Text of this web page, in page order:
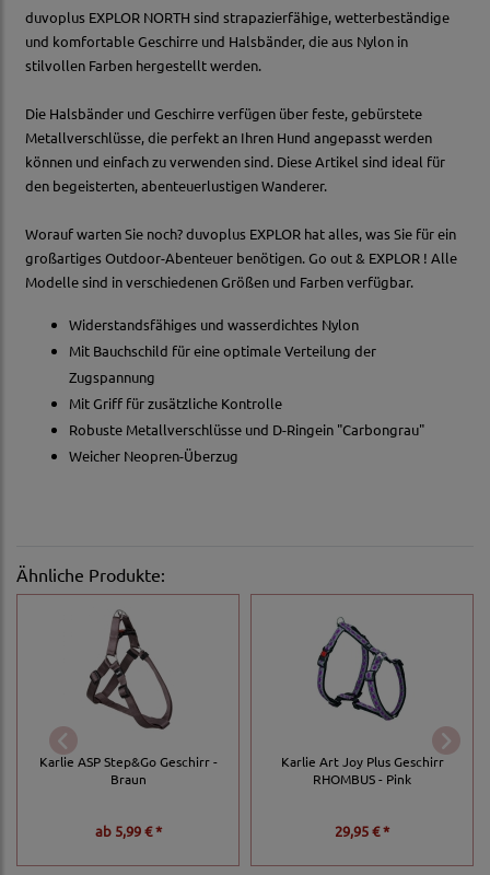
duvoplus EXPLOR NORTH sind strapazierfähige, wetterbeständige
und komfortable Geschirre und Halsbänder, die aus Nylon in
stilvollen Farben hergestellt werden.
Die Halsbänder und Geschirre verfügen über feste, gebürstete
Metallverschlüsse, die perfekt an Ihren Hund angepasst werden
können und einfach zu verwenden sind. Diese Artikel sind ideal für
den begeisterten, abenteuerlustigen Wanderer.
Worauf warten Sie noch? duvoplus EXPLOR hat alles, was Sie für ein
großartiges Outdoor-Abenteuer benötigen. Go out & EXPLOR ! Alle
Modelle sind in verschiedenen Größen und Farben verfügbar.
Widerstandsfähiges und wasserdichtes Nylon
Mit Bauchschild für eine optimale Verteilung der
Zugspannung
Mit Griff für zusätzliche Kontrolle
Robuste Metallverschlüsse und D-Ringein "Carbongrau"
Weicher Neopren-Überzug
Ähnliche Produkte:
Karlie ASP Step&Go Geschirr -
Braun
ab5,99 € *
Karlie Art Joy Plus Geschirr
RHOMBUS - Pink
29,95 € *